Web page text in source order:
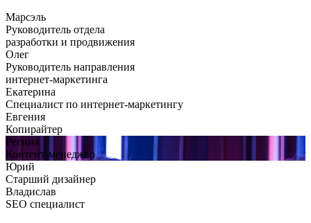
Марсэль
Руководитель отдела
разработки и продвижения
Олег
Руководитель направления
интернет-маркетинга
Екатерина
Специалист по интернет-маркетингу
Евгения
Копирайтер
Регина
Контент-менеджер
Юрий
Старший дизайнер
Владислав
SEO специалист